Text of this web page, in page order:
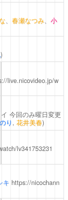
、 春瀬なつみ、 小
)
live.nicovideo.jp/w
今回のみ曜日変更
り , 花井美春)
lv341753231
キ https://nicochann